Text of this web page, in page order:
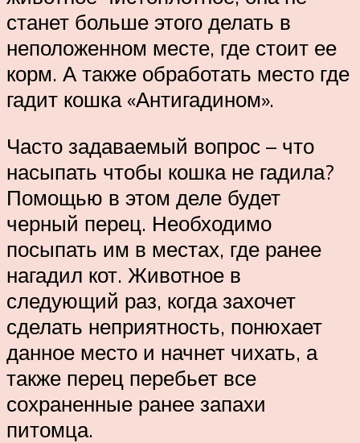
станет больше этого делать в
неположенном месте, где стоит ее
корм. А также обработать место где
гадит кошка «Антигадином».
Часто задаваемый вопрос – что
насыпать чтобы кошка не гадила?
Помощью в этом деле будет
черный перец. Необходимо
посыпать им в местах, где ранее
нагадил кот. Животное в
следующий раз, когда захочет
сделать неприятность, понюхает
данное место и начнет чихать, а
также перец перебьет все
сохраненные ранее запахи
питомца.